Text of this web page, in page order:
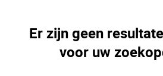
Muizen (2812) Remove
Er zijn geen
voor uw